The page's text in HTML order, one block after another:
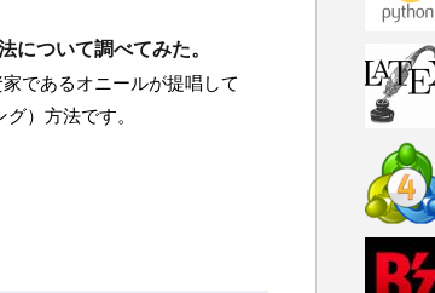
について調べてみた。
であるオニールが提唱して
）方法です。